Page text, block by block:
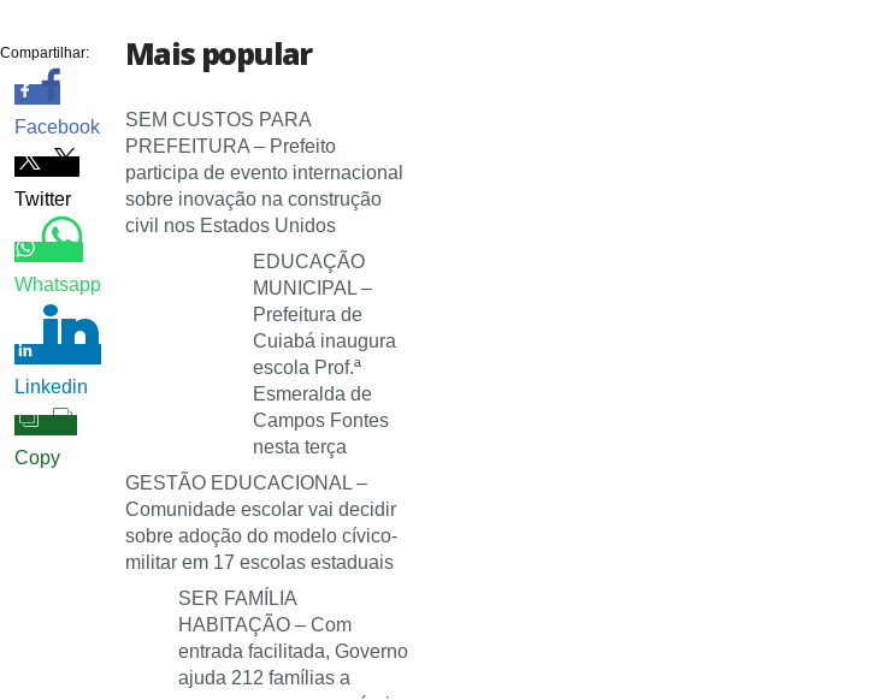
Compartilhar:
Facebook
Twitter
Whatsapp
Linkedin
Copy
Mais popular
SEM CUSTOS PARA
PREFEITURA – Prefeito
participa de evento internacional
sobre inovação na construção
civil nos Estados Unidos
EDUCAÇÃO
MUNICIPAL –
Prefeitura de
Cuiabá inaugura
escola Prof.ª
Esmeralda de
Campos Fontes
nesta terça
GESTÃO EDUCACIONAL –
Comunidade escolar vai decidir
sobre adoção do modelo cívico-
militar em 17 escolas estaduais
SER FAMÍLIA
HABITAÇÃO – Com
entrada facilitada, Governo
ajuda 212 famílias a